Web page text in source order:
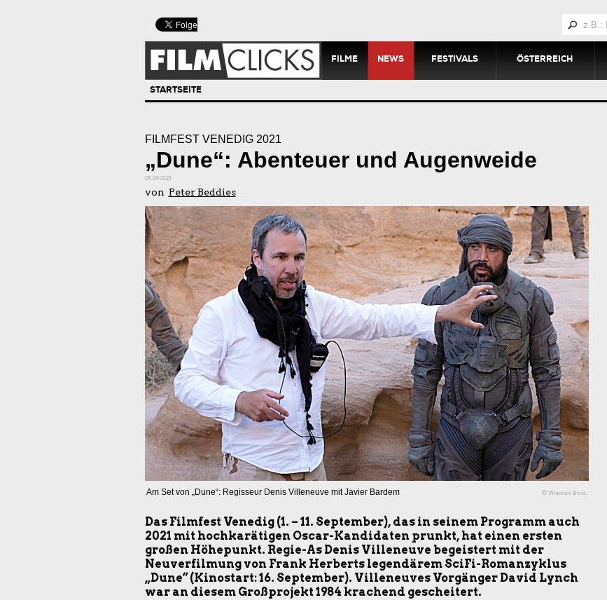
FILME NEWS FESTIVALS ÖSTERREICH
STARTSEITE
FILMFEST VENEDIG 2021
„Dune“: Abenteuer und Augenweide
05.09.2021
von Peter Beddies
Am Set von „Dune“: Regisseur Denis Villeneuve mit Javier Bardem © Warner Bros.
Das Filmfest Venedig (1. – 11. September), das in seinem Programm auch
2021 mit hochkarätigen Oscar-Kandidaten prunkt, hat einen ersten
großen Höhepunkt. Regie-As Denis Villeneuve begeistert mit der
Neuverfilmung von Frank Herberts legendärem SciFi-Romanzyklus
„Dune“ (Kinostart: 16. September). Villeneuves Vorgänger David Lynch
war an diesem Großprojekt 1984 krachend gescheitert.